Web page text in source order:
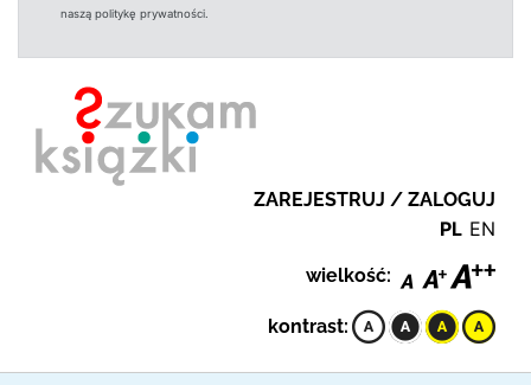
naszą politykę prywatności.
ZAREJESTRUJ / ZALOGUJ
PL EN
wielkość:
kontrast: